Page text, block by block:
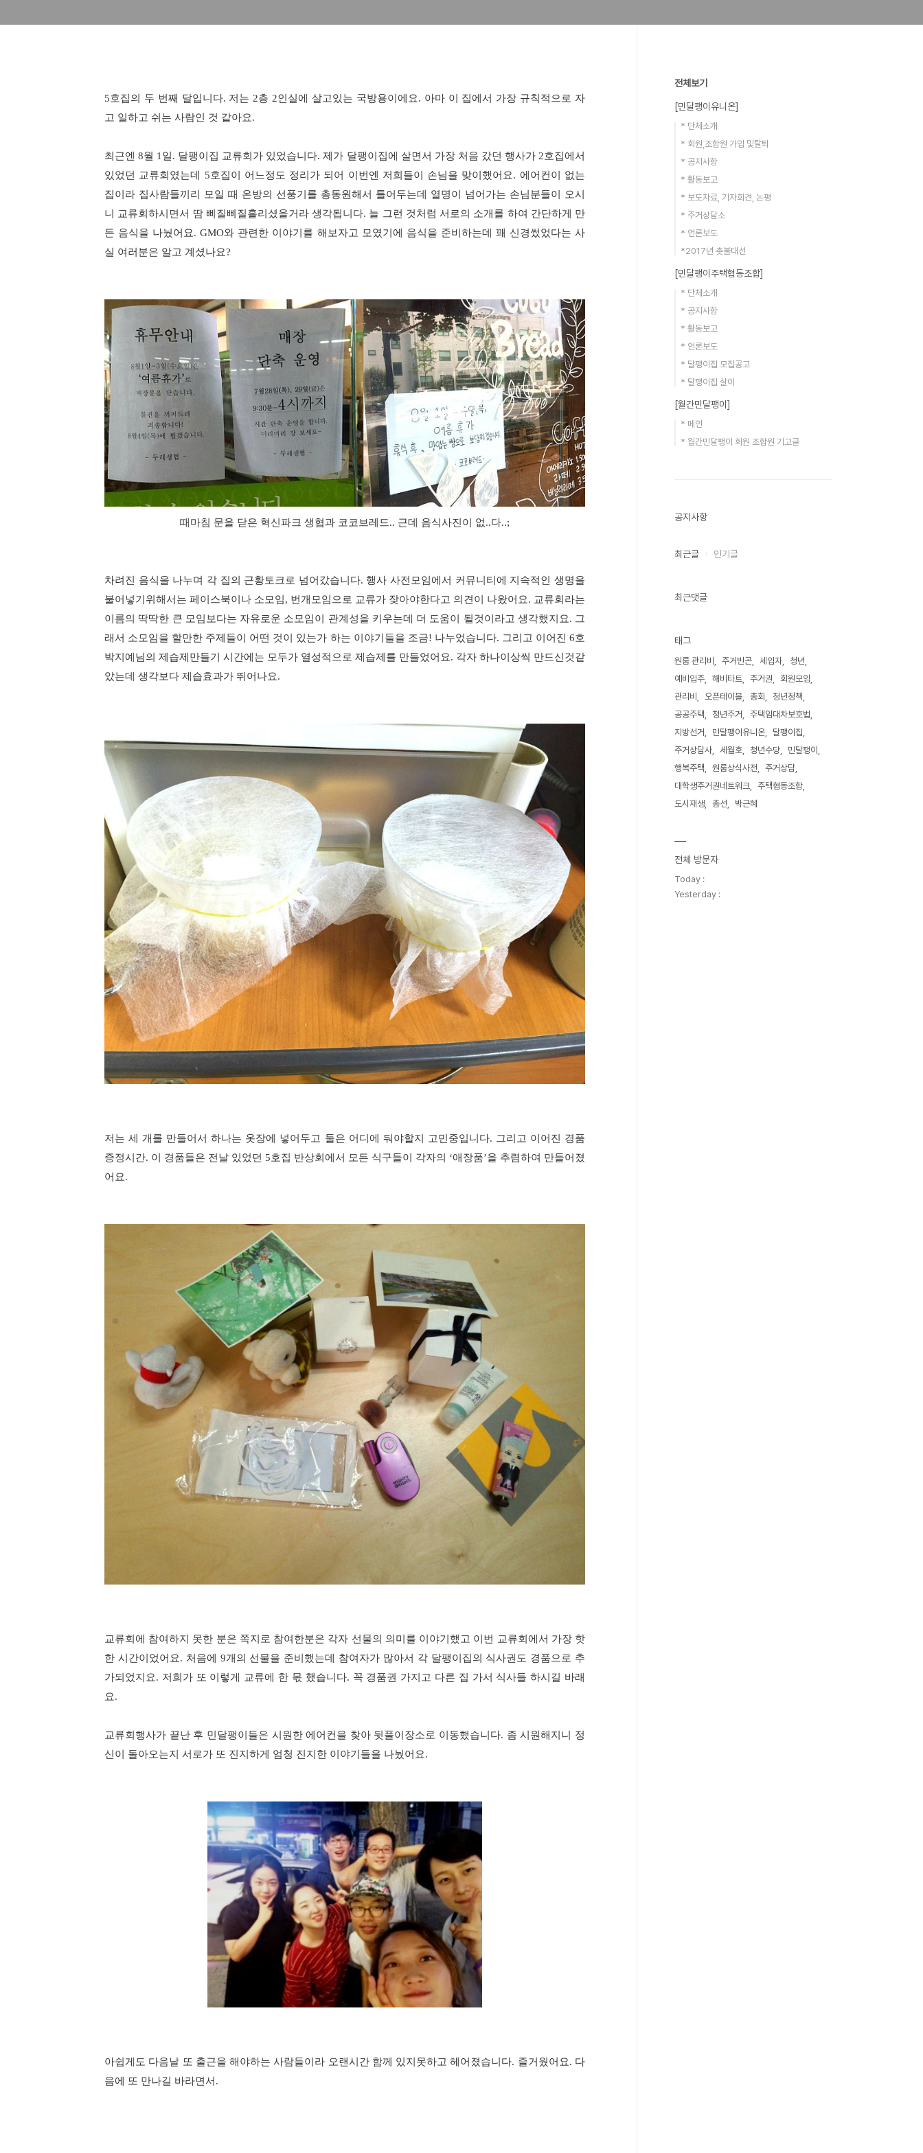
5호집의 두 번째 달입니다. 저는 2층 2인실에 살고있는 국방용이에요. 아마 이 집에서 가장 규칙적으로 자
고 일하고 쉬는 사람인 것 같아요.
최근엔 8월 1일. 달팽이집 교류회가 있었습니다. 제가 달팽이집에 살면서 가장 처음 갔던 행사가 2호집에서
있었던 교류회였는데 5호집이 어느정도 정리가 되어 이번엔 저희들이 손님을 맞이했어요. 에어컨이 없는
집이라 집사람들끼리 모일 때 온방의 선풍기를 총동원해서 틀어두는데 열명이 넘어가는 손님분들이 오시
니 교류회하시면서 땀 삐질삐질흘리셨을거라 생각됩니다. 늘 그런 것처럼 서로의 소개를 하여 간단하게 만
든 음식을 나눴어요. GMO와 관련한 이야기를 해보자고 모였기에 음식을 준비하는데 꽤 신경썼었다는 사
실 여러분은 알고 계셨나요?
때마침 문을 닫은 혁신파크 생협과 코코브레드.. 근데 음식사진이 없..다..;
차려진 음식을 나누며 각 집의 근황토크로 넘어갔습니다. 행사 사전모임에서 커뮤니티에 지속적인 생명을
불어넣기위해서는 페이스북이나 소모임, 번개모임으로 교류가 잦아야한다고 의견이 나왔어요. 교류회라는
이름의 딱딱한 큰 모임보다는 자유로운 소모임이 관계성을 키우는데 더 도움이 될것이라고 생각했지요. 그
래서 소모임을 할만한 주제들이 어떤 것이 있는가 하는 이야기들을 조금! 나누었습니다. 그리고 이어진 6호
박지예님의 제습제만들기 시간에는 모두가 열성적으로 제습제를 만들었어요. 각자 하나이상씩 만드신것같
았는데 생각보다 제습효과가 뛰어나요.
저는 세 개를 만들어서 하나는 옷장에 넣어두고 둘은 어디에 둬야할지 고민중입니다. 그리고 이어진 경품
증정시간. 이 경품들은 전날 있었던 5호집 반상회에서 모든 식구들이 각자의 ‘애장품’을 추렴하여 만들어졌
어요.
교류회에 참여하지 못한 분은 쪽지로 참여한분은 각자 선물의 의미를 이야기했고 이번 교류회에서 가장 핫
한 시간이었어요. 처음에 9개의 선물을 준비했는데 참여자가 많아서 각 달팽이집의 식사권도 경품으로 추
가되었지요. 저희가 또 이렇게 교류에 한 몫 했습니다. 꼭 경품권 가지고 다른 집 가서 식사들 하시길 바래
요.
교류회행사가 끝난 후 민달팽이들은 시원한 에어컨을 찾아 뒷풀이장소로 이동했습니다. 좀 시원해지니 정
신이 돌아오는지 서로가 또 진지하게 엄청 진지한 이야기들을 나눴어요.
아쉽게도 다음날 또 출근을 해야하는 사람들이라 오랜시간 함께 있지못하고 헤어졌습니다. 즐거웠어요. 다
음에 또 만나길 바라면서.
전체보기
[민달팽이유니온]
* 단체소개
* 회원,조합원 가입 및탈퇴
* 공지사항
* 활동보고
* 보도자료, 기자회견, 논평
* 주거상담소
* 언론보도
*2017년 촛불대선
[민달팽이주택협동조합]
* 단체소개
* 공지사항
* 활동보고
* 언론보도
* 달팽이집 모집공고
* 달팽이집 살이
[월간민달팽이]
* 메인
* 월간민달팽이 회원 조합원 기고글
공지사항
최근글 인기글
최근댓글
태그
원룸 관리비 주거빈곤 세입자
청년
예비입주
해비타트 주거권
회원모임
관리비
오픈테이블 총회
청년정책
공공주택
청년주거
주택임대차보호법
지방선거
민달팽이유니온
달팽이집
주거상담사
세월호 청년수당
민달팽이
행복주택
원룸상식사전
주거상담
대학생주거권네트워크
주택협동조합
도시재생
총선 박근혜
전체 방문자
Today :
Yesterday :